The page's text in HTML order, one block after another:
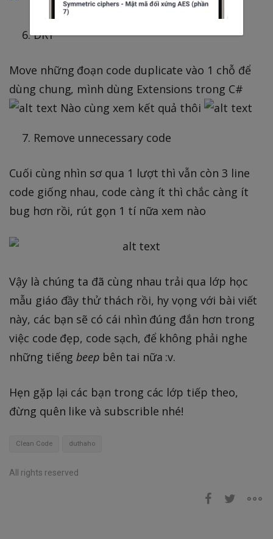
DRY
Move những đoạn code duplicate vào 1 chỗ để
dùng chung, mình dùng Extensions trong C#
Nào cùng xem kết quả thôi
Remove unnecessary code
Cuối cùng nhìn sơ qua 1 lượt thì vẫn còn 3 line
code giống nhau, code càng ít thì chắc càng ít
bug hơn rồi, rút gọn 1 tí nữa xem nào
Vậy là chúng ta đã cùng nhau trải qua lớp học
mẫu giáo đầy thử thách rồi, hy vọng với bài viết
này, các bạn sẽ có cái nhìn đúng đắn hơn trong
việc code đẹp, code sạch, để không phải nghe
những tiếngbeep bên tai nữa :v.
Hẹn gặp lại các bạn trong các lớp tiếp theo,
đừng quên like và subscrible nhé!
Clean Code duthaho
All rights reserved